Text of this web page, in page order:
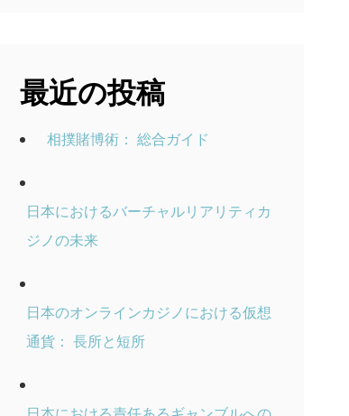
最近の投稿
相撲賭博術： 総合ガイド
日本におけるバーチャルリアリティカ
ジノの未来
日本のオンラインカジノにおける仮想
通貨： 長所と短所